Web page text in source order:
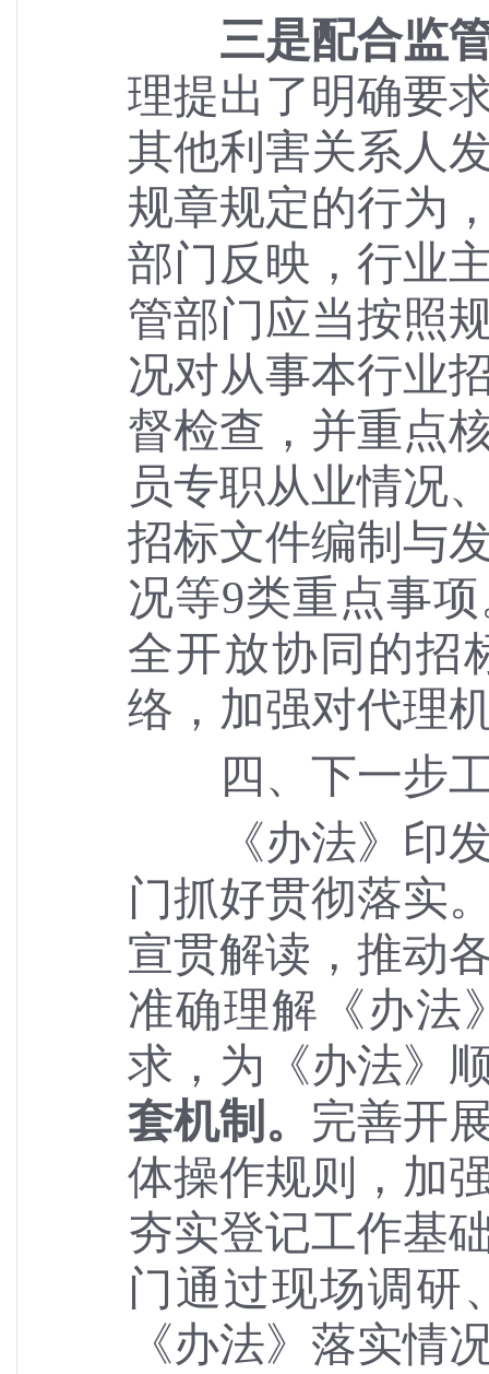
三是配合监
理提出了明确要
其他利害关系人
规章规定的行为
部门反映，行业
管部门应当按照
况对从事本行业
督检查，并重点
员专职从业情况
招标文件编制与
况等9类重点事
全开放协同的招
络，加强对代理
四、下一步工
《办法》印发
门抓好贯彻落实
宣贯解读，推动
准确理解《办法
求，为《办法》
套机制。 完善开
体操作规则，加
夯实登记工作基
门通过现场调研
《办法》落实情